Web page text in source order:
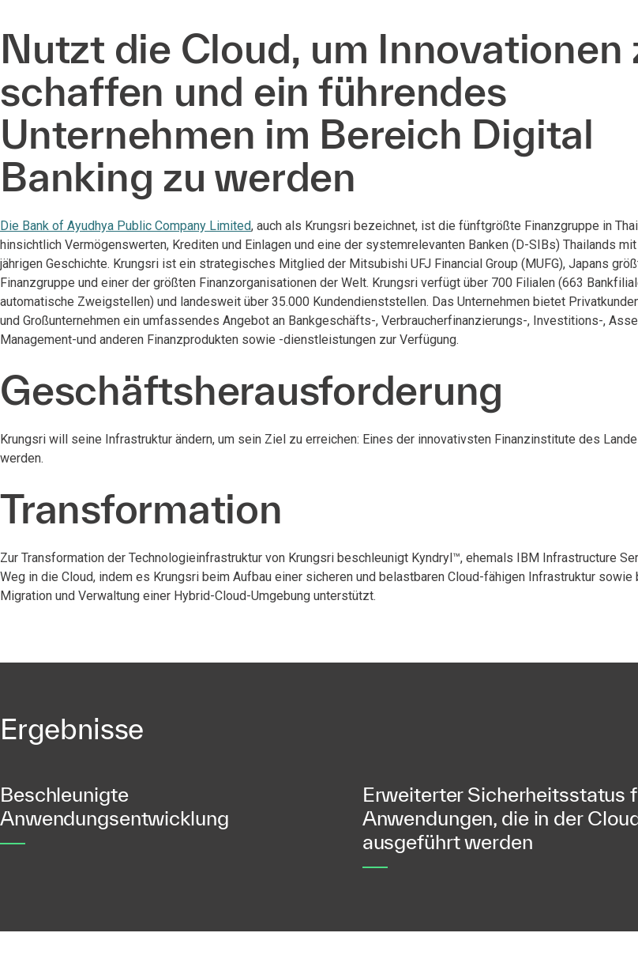
Nutzt die Cloud, um Innovationen
schaffen und ein führendes
Unternehmen im Bereich Digital
Banking zu werden
Die Bank of Ayudhya Public Company Limited, auch als Krungsri bezeichnet, ist die fünftgrößte Finanzgruppe in
hinsichtlich Vermögenswerten, Krediten und Einlagen und eine der systemrelevanten Banken (D-SIBs) Thailands
jährigen Geschichte. Krungsri ist ein strategisches Mitglied der Mitsubishi UFJ Financial Group (MUFG), Japans
Finanzgruppe und einer der größten Finanzorganisationen der Welt. Krungsri verfügt über 700 Filialen (663
automatische Zweigstellen) und landesweit über 35.000 Kundendienststellen. Das Unternehmen bietet
und Großunternehmen ein umfassendes Angebot an Bankgeschäfts-, Verbraucherfinanzierungs-, Investitions-,
Management-und anderen Finanzprodukten sowie -dienstleistungen zur Verfügung.
Geschäftsherausforderung
Krungsri will seine Infrastruktur ändern, um sein Ziel zu erreichen: Eines der innovativsten Finanzinstitute des
werden.
Transformation
Zur Transformation der Technologieinfrastruktur von Krungsri beschleunigt Kyndryl™, ehemals IBM Infrastructure
Weg in die Cloud, indem es Krungsri beim Aufbau einer sicheren und belastbaren Cloud-fähigen Infrastruktur sowie
Migration und Verwaltung einer Hybrid-Cloud-Umgebung unterstützt.
Ergebnisse
Beschleunigte
Anwendungsentwicklung
Erweiterter Sicherheitsstatus
Anwendungen, die in der
ausgeführt werden